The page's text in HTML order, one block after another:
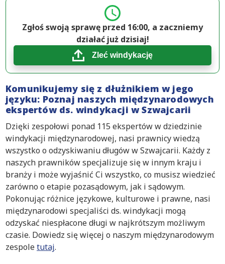
Zgłoś swoją sprawę przed 16:00, a zaczniemy
działać już dzisiaj!
Zleć windykację
Komunikujemy się z dłużnikiem w jego
języku: Poznaj naszych międzynarodowych
ekspertów ds. windykacji w Szwajcarii
Dzięki zespołowi ponad 115 ekspertów w dziedzinie
windykacji międzynarodowej, nasi prawnicy wiedzą
wszystko o odzyskiwaniu długów w Szwajcarii. Każdy z
naszych prawników specjalizuje się w innym kraju i
branży i może wyjaśnić Ci wszystko, co musisz wiedzieć
zarówno o etapie pozasądowym, jak i sądowym.
Pokonując różnice językowe, kulturowe i prawne, nasi
międzynarodowi specjaliści ds. windykacji mogą
odzyskać niespłacone długi w najkrótszym możliwym
czasie. Dowiedz się więcej o naszym międzynarodowym
zespoletutaj.